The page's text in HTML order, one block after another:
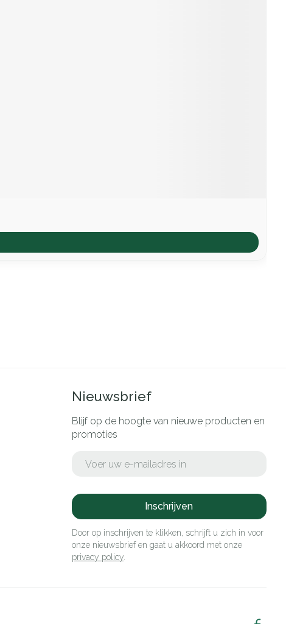
Nieuwsbrief
Blijf op de hoogte van nieuwe producten en
promoties
Inschrijven
Door op inschrijven te klikken, schrijft u zich in voor
onze nieuwsbrief en gaat u akkoord met onze
privacy policy.